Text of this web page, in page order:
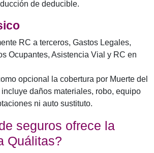
de deducible.
RC a terceros, Gastos Legales,
Ocupantes, Asistencia Vial y RC en
opcional la cobertura por Muerte del
daños materiales, robo, equipo
ni auto sustituto.
seguros ofrece la
Quálitas?